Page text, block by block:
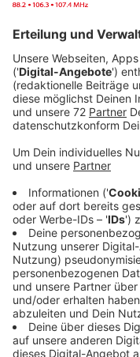
Es ist ein zutiefst
Künstlers, der nie
so furchtlos in die
drittes Soloalbum
bringt viele
soll generell auch
"As It Was", die
erschien am 1. April
sowohl in den USA
1 ein (in
offiziellen Charts)
Tag zum
von Spotify sowie
Song an einem Tag
Harry die